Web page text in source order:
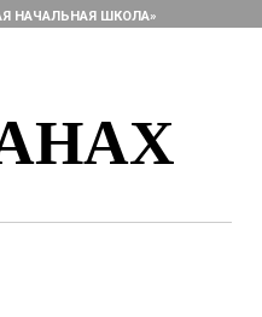
НАЧАЛЬНАЯ ШКОЛА»